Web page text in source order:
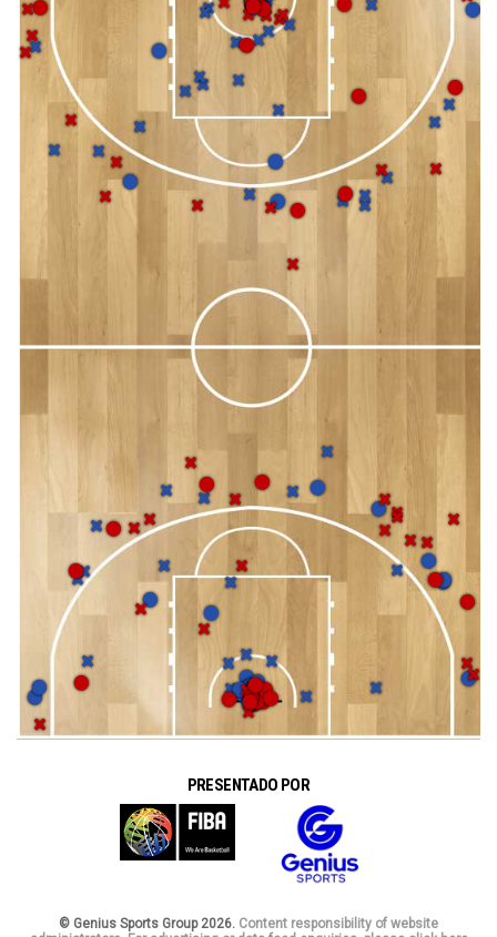
PRESENTADO POR
© Genius Sports Group 2026. Content responsibility of website